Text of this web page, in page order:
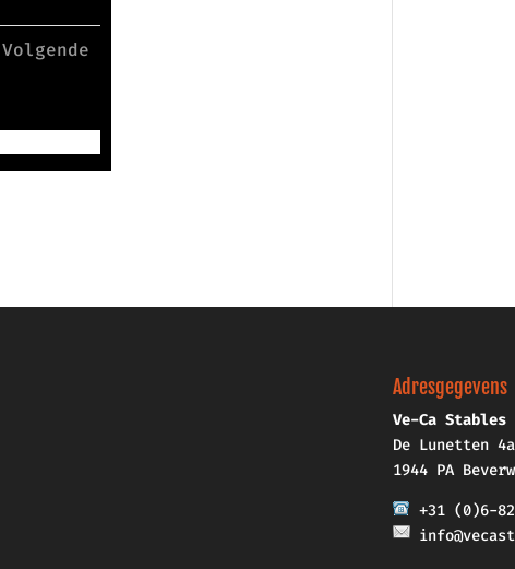
Volgende
Adresgegevens
Ve-Ca Stables
De Lunetten 4a
1944 PA
+31 (0)6-